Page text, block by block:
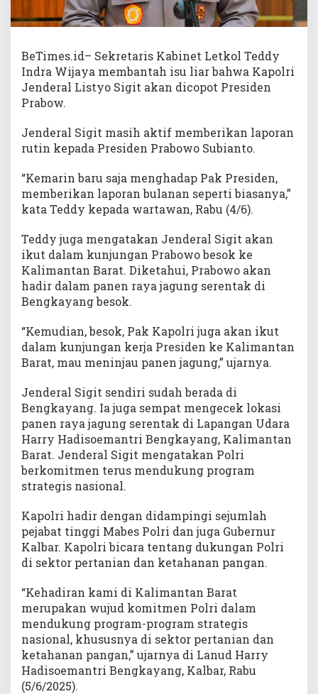
BeTimes.id– Sekretaris Kabinet Letkol Teddy
Indra Wijaya membantah isu liar bahwa Kapolri
Jenderal Listyo Sigit akan dicopot Presiden
Prabow.
Jenderal Sigit masih aktif memberikan laporan
rutin kepada Presiden Prabowo Subianto.
“Kemarin baru saja menghadap Pak Presiden,
memberikan laporan bulanan seperti biasanya,”
kata Teddy kepada wartawan, Rabu (4/6).
Teddy juga mengatakan Jenderal Sigit akan
ikut dalam kunjungan Prabowo besok ke
Kalimantan Barat. Diketahui, Prabowo akan
hadir dalam panen raya jagung serentak di
Bengkayang besok.
“Kemudian, besok, Pak Kapolri juga akan ikut
dalam kunjungan kerja Presiden ke Kalimantan
Barat, mau meninjau panen jagung,” ujarnya.
Jenderal Sigit sendiri sudah berada di
Bengkayang. Ia juga sempat mengecek lokasi
panen raya jagung serentak di Lapangan Udara
Harry Hadisoemantri Bengkayang, Kalimantan
Barat. Jenderal Sigit mengatakan Polri
berkomitmen terus mendukung program
strategis nasional.
Kapolri hadir dengan didampingi sejumlah
pejabat tinggi Mabes Polri dan juga Gubernur
Kalbar. Kapolri bicara tentang dukungan Polri
di sektor pertanian dan ketahanan pangan.
“Kehadiran kami di Kalimantan Barat
merupakan wujud komitmen Polri dalam
mendukung program-program strategis
nasional, khususnya di sektor pertanian dan
ketahanan pangan,” ujarnya di Lanud Harry
Hadisoemantri Bengkayang, Kalbar, Rabu
(5/6/2025).